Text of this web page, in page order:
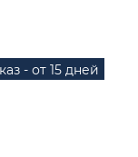
- от 15 дней